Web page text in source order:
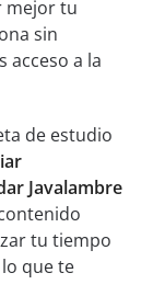
mejor tu
sin
acceso a la
de estudio
Javalambre
tu tiempo
que te